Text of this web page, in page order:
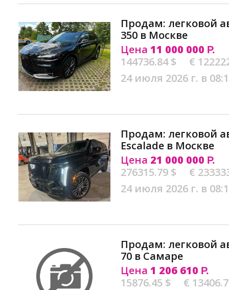
Продам: легковой
350 в Москве
Цена 11 000 000 Р.
144736.84 $
€
24 июля 2026 г. в
Продам: легковой
Escalade в Москве
Цена 21 000 000 Р.
276315.79 $
€
24 июля 2026 г. в
Продам: легковой
70 в Самаре
Цена 1 206 610 Р.
15876.45 $
€